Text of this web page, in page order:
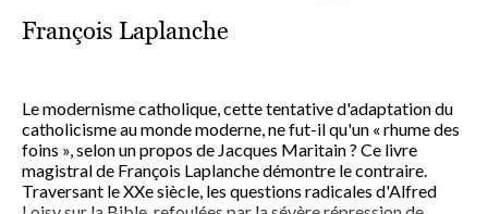
François Laplanche
Le modernisme catholique, cette tentative d'adaptation du
catholicisme au monde moderne, ne fut-il qu'un « rhume des
foins », selon un propos de Jacques Maritain ? Ce livre
magistral de François Laplanche démontre le contraire.
Traversant le XXe siècle, les questions radicales d'Alfred